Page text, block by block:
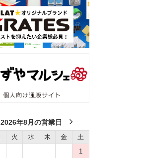
2026年8月の営業日
火 水 木 金
土
1